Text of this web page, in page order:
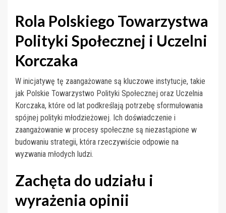
Rola Polskiego Towarzystwa
Polityki Społecznej i Uczelni
Korczaka
W inicjatywę tę zaangażowane są kluczowe instytucje, takie
jak Polskie Towarzystwo Polityki Społecznej oraz Uczelnia
Korczaka, które od lat podkreślają potrzebę sformułowania
spójnej polityki młodzieżowej. Ich doświadczenie i
zaangażowanie w procesy społeczne są niezastąpione w
budowaniu strategii, która rzeczywiście odpowie na
wyzwania młodych ludzi.
Zachęta do udziału i
wyrażenia opinii